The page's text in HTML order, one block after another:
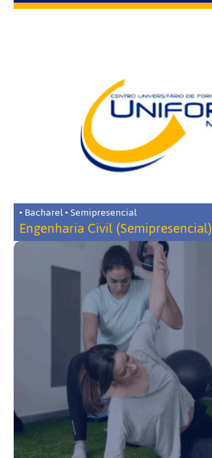
• Bacharel • Semipresencial
Engenharia Civil (Semipresencial)